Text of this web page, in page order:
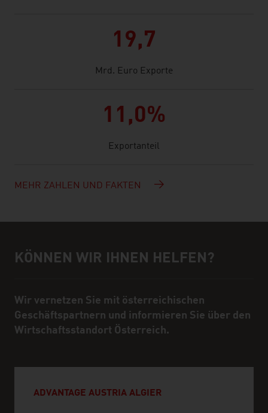
19,7
Mrd. Euro Exporte
11,0%
Exportanteil
MEHR ZAHLEN UND FAKTEN
Hilfe und Ansprechpartner
KÖNNEN WIR IHNEN HELFEN?
Wir vernetzen Sie mit österreichischen
Geschäftspartnern und informieren Sie über den
Wirtschaftsstandort Österreich.
ADVANTAGE AUSTRIA ALGIER